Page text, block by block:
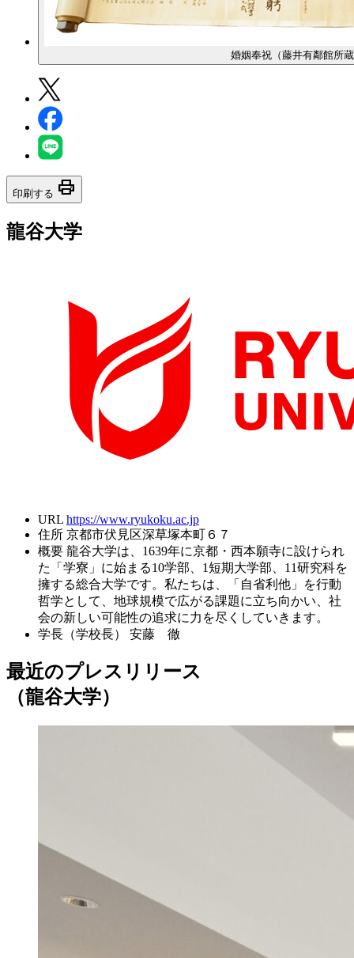
婚姻奉祝（藤井有鄰館所
印刷する print
龍谷大学
URL https://www.ryukoku.ac.jp
住所 京都市伏見区深草塚本町６７
概要 龍谷大学は、1639年に京都・西本願寺に設けられ
た「学寮」に始まる10学部、1短期大学部、11研究科を
擁する総合大学です。私たちは、「自省利他」を行動
哲学として、地球規模で広がる課題に立ち向かい、社
会の新しい可能性の追求に力を尽くしていきます。
学長（学校長）
安藤 徹
最近のプレスリリース
（龍谷大学）